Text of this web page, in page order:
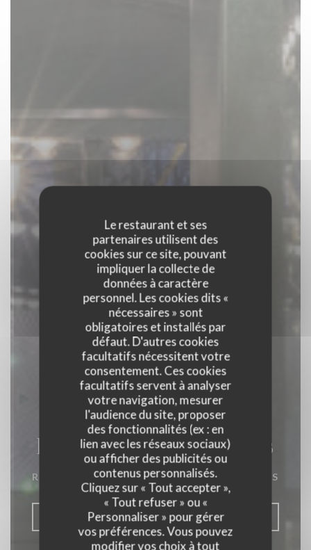
Le restaurant et ses
partenaires utilisent des
cookies sur ce site, pouvant
impliquer la collecte de
données à caractère
personnel. Les cookies dits «
nécessaires » sont
obligatoires et installés par
défaut. D'autres cookies
facultatifs nécessitent votre
consentement. Ces cookies
facultatifs servent à analyser
votre navigation, mesurer
l'audience du site, proposer
des fonctionnalités (ex : en
lien avec les réseaux sociaux)
ou afficher des publicités ou
contenus personnalisés.
Cliquez sur « Tout accepter »,
« Tout refuser » ou «
Personnaliser » pour gérer
vos préférences. Vous pouvez
modifier vos choix à tout
La Closerie des Lilas
RESTAURANT GASTRONOMIQUE PARIS
RÉSERVER